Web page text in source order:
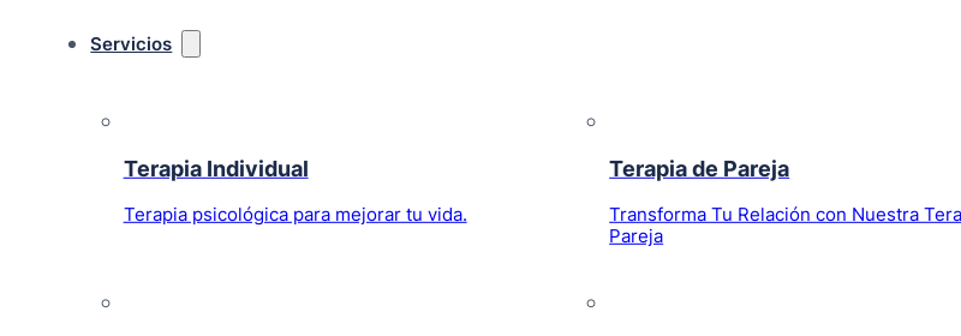
Servicios
Terapia Individual
Terapia psicológica para mejorar tu vida.
Terapia de Pareja
Transforma Tu Relación con Nuestra
Pareja